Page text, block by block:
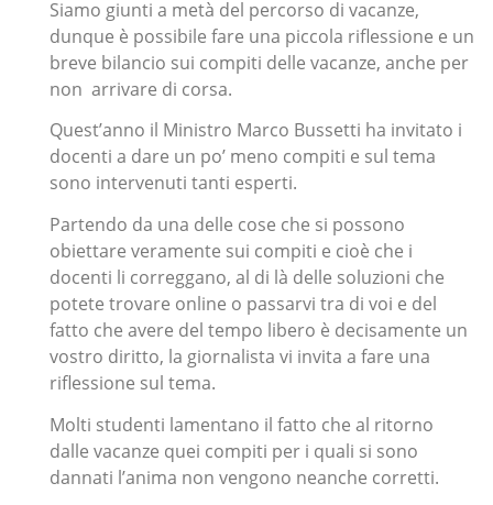
Siamo giunti a metà del percorso di vacanze,
dunque è possibile fare una piccola riflessione e un
breve bilancio sui compiti delle vacanze, anche per
non arrivare di corsa.
Quest’anno il Ministro Marco Bussetti ha invitato i
docenti a dare un po’ meno compiti e sul tema
sono intervenuti tanti esperti.
Partendo da una delle cose che si possono
obiettare veramente sui compiti e cioè che i
docenti li correggano, al di là delle soluzioni che
potete trovare online o passarvi tra di voi e del
fatto che avere del tempo libero è decisamente un
vostro diritto, la giornalista vi invita a fare una
riflessione sul tema.
Molti studenti lamentano il fatto che al ritorno
dalle vacanze quei compiti per i quali si sono
dannati l’anima non vengono neanche corretti.